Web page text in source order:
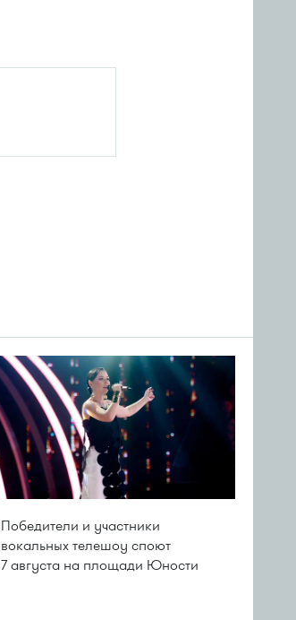
Победители и участники
вокальных телешоу споют
7 августа на площади Юности